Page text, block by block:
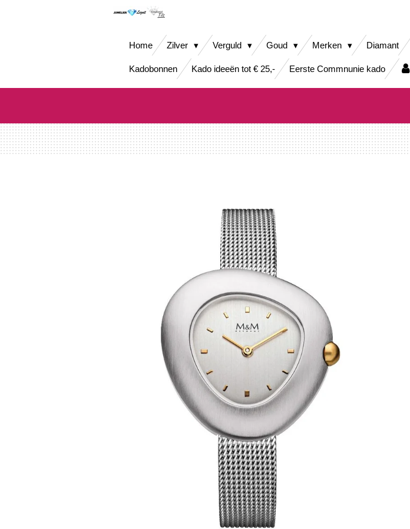
Home Zilver Verguld Goud Merken Diamant
Kadobonnen Kado ideeën tot € 25,- Eerste Commnunie kado